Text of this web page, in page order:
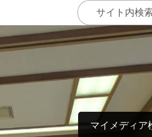
マイメディア検索